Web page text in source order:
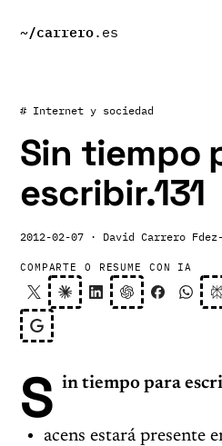
~/carrero.es
# Internet y sociedad
Sin tiempo
escribir.131
2012-02-07 · David Carrero
COMPARTE O RESUME CON IA
S in tiempo para
acens estará presente